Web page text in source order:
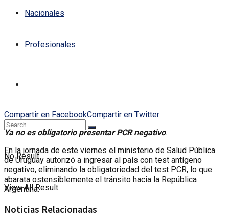
Nacionales
Profesionales
No Result
View All Result
Compartir en FacebookCompartir en Twitter
Ya no es obligatorio presentar PCR negativo.
En la jornada de este viernes el ministerio de Salud Pública
de Uruguay autorizó a ingresar al país con test antígeno
negativo, eliminando la obligatoriedad del test PCR, lo que
abarata ostensiblemente el tránsito hacia la República
Argentina.
Noticias Relacionadas